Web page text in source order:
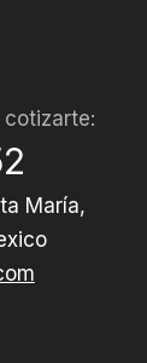
cotizarte:
María,